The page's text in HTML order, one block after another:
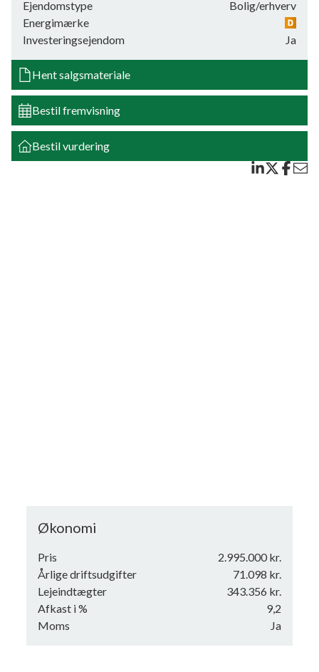
Beliggende ved flot torv for enden af Danmarksgade, tæt på
indkøb, havn m.m.
Ejendomstype
Bolig/erhverv
Energimærke
Investeringsejendom
Ja
Hent salgsmateriale
Bestil fremvisning
Bestil vurdering
Økonomi
Pris
2.995.000 kr.
Årlige driftsudgifter
71.098 kr.
Lejeindtægter
343.356 kr.
Afkast i %
9,2
Moms
Ja